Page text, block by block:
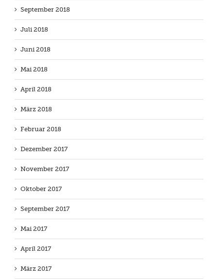
September 2018
Juli 2018
Juni 2018
Mai 2018
April 2018
März 2018
Februar 2018
Dezember 2017
November 2017
Oktober 2017
September 2017
Mai 2017
April 2017
März 2017